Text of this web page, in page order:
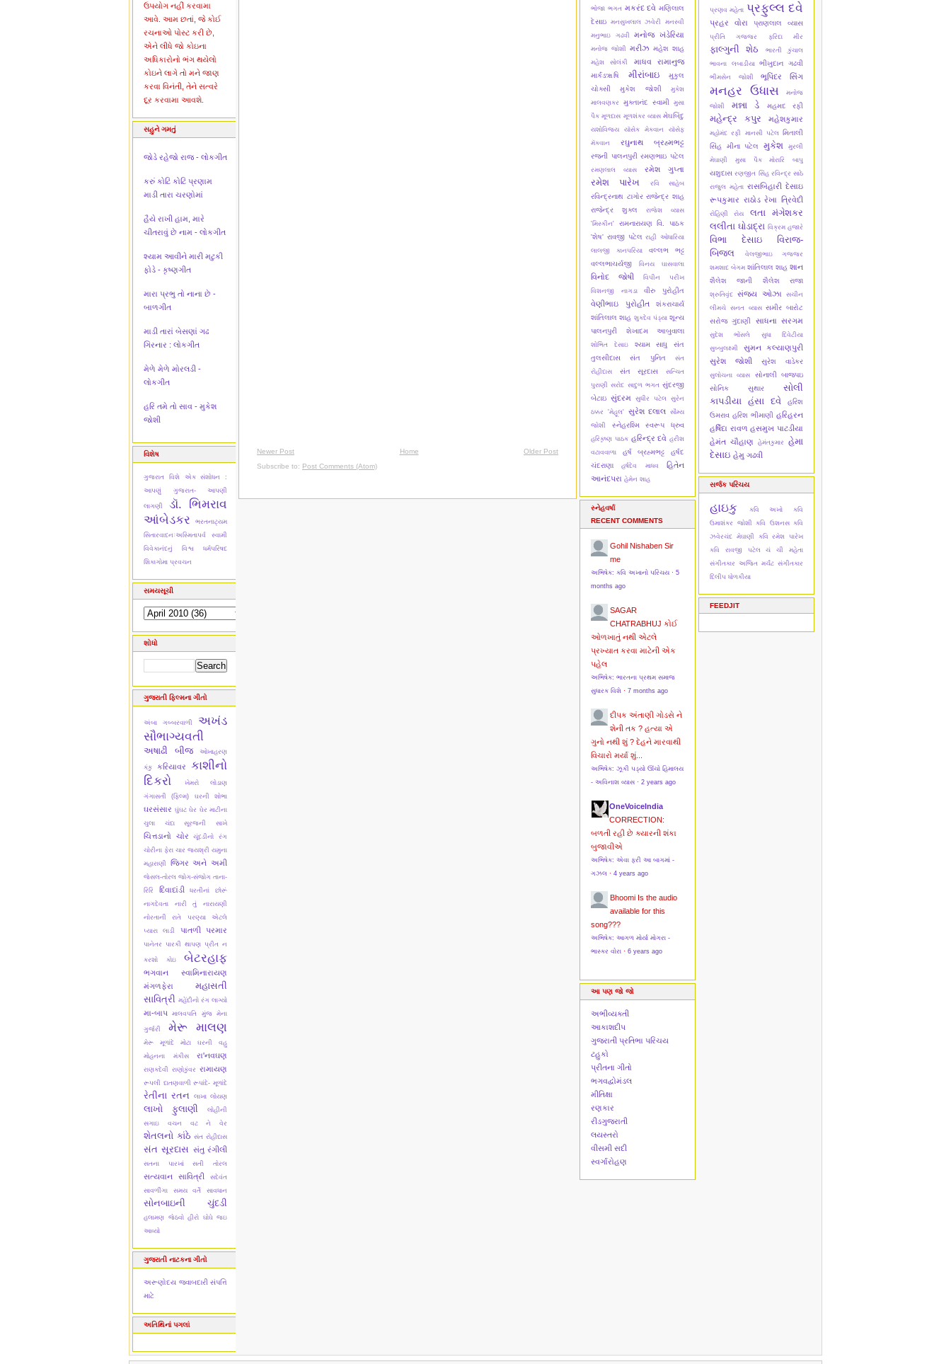
ઉપયોગ નહીં કરવામા
આવે. આમ છતાં, જે કોઈ
રચનાઓ પોસ્ટ કરી છે,
એને લીધે જો કોઇના
અધિકારોનો ભંગ થયેલો
કોઇને લાગે તો મને જાણ
કરવા વિનંતી, તેને સત્વરે
દૂર કરવામા આવશે.
સહુને ગમતું
જોડે રહેજો રાજ - લોકગીત
કરું કોટિ કોટિ પ્રણામ
માડી તારા ચરણોમાં
હૈયે રાખી હામ, મારે
ચીતરાવું છે નામ - લોકગીત
શ્યામ આવીને મારી મટુકી
ફોડે - કૃષ્ણગીત
મારા પ્રભુ તો નાના છે -
બાળગીત
માડી તારાં બેસણાં ગઢ
ગિરનાર : લોકગીત
મેળે મેળે મોરલડી -
લોકગીત
હરિ તમે તો સાવ - મુકેશ
જોશી
વિશેષ
ગુજરાત વિશે એક સંશોધન :
આપણું ગુજરાત- આપણી
લાગણી
ડૉ. ભિમરાવ
આંબેડકર
ભરતનાટ્યમ
સિતારવાદનઃઅસ્મિતાપર્વ
સ્વામી
વિવેકાનંદનું વિશ્વ ધર્મપરિષદ
શિકાગોમા પ્રવચન
સમયસૂચી
શોધો
ગુજરાતી ફિલ્મના ગીતો
અંબા ગબ્બરવાળી
અખંડ
સૌભાગ્યવતી
અષાઢી બીજ ઓખાહરણ
કંકુ કરિયાવર
કાશીનો
દિકરો
ખેમરો લોડાણ
ગંગાસતી (ફિલ્મ)
ઘરની શોભા
ઘરસંસાર ઘુંઘટ ઘેર ઘેર માટીના
ચુલા
ચંદા સૂરજની સાખે
ચિત્તડાનો ચોર
ચૂંદડીનો રંગ
ચોરીના ફેરા ચાર જયશ્રી યમુના
મહારાણી
જિગર અને અમી
જેસલ-તોરલ જોગ-સંજોગ તાના-
રિરિ
દિવાદાંડી
ધરતીનાં છોરૂં
નાગદેવતા
નારી તું નારાયણી
નોરતાની રાતે
પરણ્યા એટલે
પ્યારા લાડી
પાતળી પરમાર
પાનેતર પારકી થાપણ પ્રીત ન
કરશો કોઇ બેટરહાફ
ભગવાન સ્વામિનારાયણ
મંગળફેરા
મહાસતી
સાવિત્રી મહેંદીનો રંગ લાગ્યો
મા-બાપ માલવપતિ મુંજ મેના
ગુર્જરી મેરૂ માલણ
મેરૂ મૂળાંદે
મોટા ઘરની વહુ
મોહનના મંકીસ
રા'નવઘણ
રાણકદેવી રાણોકુંવર રામાયણ
રૂપલી દાતણવાળી રૂપાંદે- મૂળાંદે
રેતીના રતન લાખા લોયણ
લાખો ફુલાણી
લોહીની
સગાઇ
વચન વટ ને વેર
શેતલનો કાંઠે સંત રોહીદાસ
સંત સૂરદાસ સંતુ રંગીલી
સતના પારખાં સતી તોરલ
સત્યવાન સાવિત્રી
સદેવંત
સાવળીંગા
સમય વર્તે સાવધાન
સોનબાઇની ચુંદડી
હલામણ જેઠવો હીરો ઘોઘે જઇ
આવ્યો
ગુજરાતી નાટકના ગીતો
અરૂણોદય જવાબદારી સંપત્તિ
માટે
અતિથિનાં પગલાં
Newer Post Older Post
Home
Subscribe to: Post Comments (Atom)
ભોજા ભગત મકરંદ દવે મણિલાલ
દેસાઇ મનસુખલાલ ઝવેરી
મનસ્વી
મનુભાઇ ગઢવી
મનોજ ખંડેરિયા
મનોજ જોશી મરીઝ મહેશ શાહ
મહેશ સોલંકી માધવ રામાનુજ
માર્કંડૠષિ મીરાંબાઇ
મુકુલ
ચોક્સી
મુકેશ જોશી
મુકેશ
માલવણકર
મુક્તાનંદ સ્વામી
મુસા
પૈક મૂળદાસ મૂળશંકર વ્યાસ મેઘબિંદુ
યશોવિજય યૉસેક મેકવાન
યૉસેફ
મૅકવાન
રઘુનાથ બ્રહ્મભટ્ટ
રજની પાલનપુરી રમણભાઇ પટેલ
રમણલાલ વ્યાસ રમેશ ગુપ્તા
રમેશ પારેખ રવિ સાહેબ
રવિન્દ્રનાથ ટાગોર રાજેન્દ્ર શાહ
રાજેન્દ્ર શુક્લ
રાજેશ વ્યાસ
'મિસ્કીન'
રામનારાયણ વિ. પાઠક
'શેષ' રાવજી પટેલ રાહી ઓધારિયા
લાલજી કાનપરિયા
વલ્લભ ભટ્ટ
વલ્લભાચર્યજી
વિનય ઘાસવાલા
વિનોદ જોષી
વિપીન પરીખ
વિશનજી નાગડા
વીરુ પુરોહીત
વેણીભાઇ પુરોહીત
શંકરાચાર્ય
શાંતિલાલ શાહ શુકદેવ પંડ્યા શૂન્ય
પાલનપુરી
શેખાદમ આબુવાલા
શોભિત દેસાઇ શ્યામ સાધુ
સંત
તુલસીદાસ
સંત પુનિત
સંત
રોહીદાસ
સંત સૂરદાસ
સત્ચિત
પુરાણી સરોદ સાદુળ ભગત સુંદરજી
બેટાઇ સુંદરમ સુધીર પટેલ સુરેન
ઠક્કર 'મેહૂલ'
સુરેશ દલાલ
સૌમ્ય
જોશી
સ્નેહરશ્મિ સ્વરૂપ ધ્રુવ
હરિકૃષ્ણ પાઠક હરિન્દ્ર દવે હરીશ
વટાવવાળા
હર્ષ બ્રહ્મભટ્ટ
હર્ષદ
ચંદરાણા
હર્ષદેવ માધવ
હિતેન
આનંદપરા હેમેન શાહ
સ્નેહવર્ષા
RECENT COMMENTS
Gohil Nishaben Sir
me
અભિષેક: કવિ અખાનો પરિચય · 5
months ago
SAGAR
CHATRABHUJ કોઈ
ઓળખાતું નથી એટલે
પ્રખ્યાત કરવા માટેની એક
પહેલ
અભિષેક: ભારતના પ્રથમ સમાજ
સુધારક વિશે · 7 months ago
દીપક અંતાણી ગોડસે ને
શેની તક ? હત્યા એ
ગુનો નથી શું ? દેહને મારવાથી
વિચારો મર્યા શું...
અભિષેક: ઝૂકી પડ્યો ઊંચો હિમાલય
- અવિનાશ વ્યાસ · 2 years ago
OneVoiceIndia
CORRECTION:
બળતી રહી છે ક્યારની શંકા
બુજાવીએ
અભિષેક: એવા ફરી આ બાગમાં -
ગઝલ · 4 years ago
Bhoomi Is the audio
available for this
song???
અભિષેક: આગળ મોર્યા મોગરા -
ભાસ્કર વોરા · 6 years ago
આ પણ જો જો
અભીવ્યક્તી
આકાશદીપ
ગુજરાતી પ્રતિભા પરિચય
ટહુકો
પ્રીતના ગીતો
ભગવદ્વોમંડલ
મીતિક્ષા
રણકાર
રીડગુજરાતી
લયસ્તરો
વીસમી સદી
સ્વર્ગારોહણ
પ્રણવ મહેતા પ્રફુલ્લ દવે
પ્રહર વોરા પ્રાણલાલ વ્યાસ
પ્રીતિ ગજ્જર ફરિદા મીર
ફાલ્ગુની શેઠ
ભારતી કુંચાલ
ભાવના લબાડીયા
ભીખુદાન ગઢવી
ભીમસેન જોશી ભૂપિંદર સિંગ
મનહર ઉધાસ
મનોજ
જોશી
મન્ના ડે મહમદ રફી
મહેન્દ્ર કપુર મહેશકુમાર
મહોમંદ રફી માનસી પટેલ મિતાલી
સિંહ
મીના પટેલ મુકેશ
મુરલી
મેઘાણી
મુસા પૈક મોરારિ બાપુ
યશુદાસ રણજીત સિંહ રવિન્દ્ર સાઠે
રાજુલ મહેતા રાસબિહારી દેસાઇ
રૂપકુમાર રાઠોડ રેખા ત્રિવેદી
રોહિણી રોય
લતા મંગેશકર
લલીતા ઘોડાદ્રા વિક્રમ હજારે
વિભા દેસાઇ
વિરાજ-
બિજલ
વેલજીભાઇ ગજ્જર
શમશાદ બેગમ શાંતિલાલ શાહ શાન
શૈલેશ જાની શૈલેશ રાજા
શ્રુતિવૃંદ સંજય ઓઝા
સચીન
લીમચે સનત વ્યાસ સમીર બારોટ
સરોજ ગુંદાણી
સાધના સરગમ
સુદેશ ભોંસલે
સુધા દિવેટીયા
સુબ્બુલક્ષ્મી
સુમન કલ્યાણપુરી
સુરેશ જોશી
સુરેશ વાડેકર
સુલોચના વ્યાસ
સોનાલી બાજપઇ
સોનિક સુથાર
સોલી
કાપડીયા હંસા દવે
હરિશ
ઉમરાવ હરિશ ભીમાણી હરિહરન
હર્ષિદા રાવળ હસમુખ પાટડીયા
હેમંત ચૌહાણ
હેમંતકુમાર
હેમા
દેસાઇ હેમુ ગઢવી
સર્જક પરિચય
હાઇકુ કવિ અખો
કવિ
ઉમાશંકર જોશી કવિ ઉશનસ કવિ
ઝવેરચંદ મેઘાણી
કવિ રમેશ પારેખ
કવિ રાવજી પટેલ
ચં ચી મહેતા
સંગીતકાર અજિત મર્ચંટ સંગીતકાર
દિલીપ ધોળકીયા
FEEDJIT